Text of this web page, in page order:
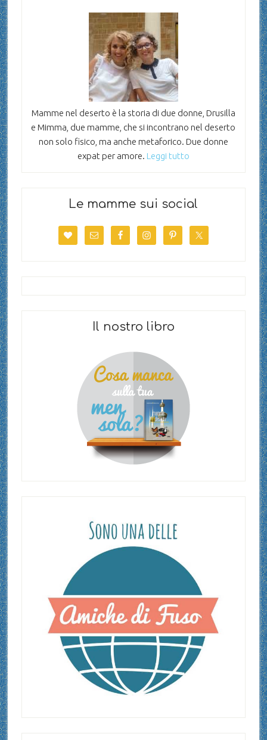
Mamme nel deserto è la storia di due donne, Drusilla
e Mimma, due mamme, che si incontrano nel deserto
non solo fisico, ma anche metaforico. Due donne
expat per amore. Leggi tutto
Le mamme sui social
Il nostro libro